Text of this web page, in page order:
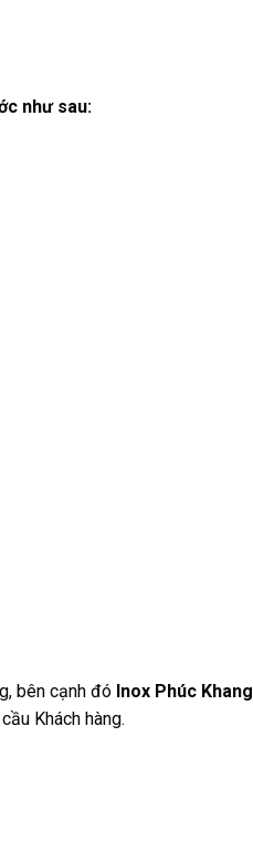
như sau:
bên cạnh đó Inox Phúc Khang
Khách hàng.